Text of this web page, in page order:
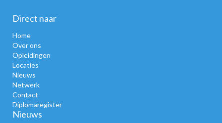
Direct naar
Home
Over ons
Opleidingen
Locaties
Nieuws
Netwerk
Contact
Diplomaregister
Nieuws